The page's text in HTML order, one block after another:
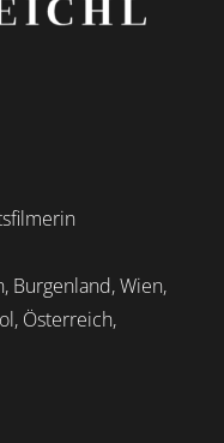
Burgenland, Wien,
Österreich,